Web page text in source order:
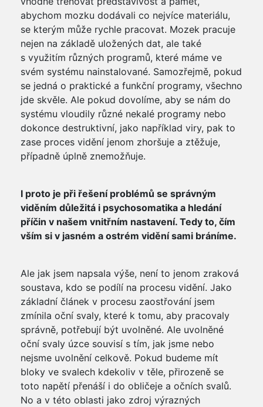
abychom mozku dodávali co nejvíce materiálu,
se kterým může rychle pracovat. Mozek pracuje
nejen na základě uložených dat, ale také
s využitím různých programů, které máme ve
svém systému nainstalované. Samozřejmě, pokud
se jedná o praktické a funkční programy, všechno
jde skvěle. Ale pokud dovolíme, aby se nám do
systému vloudily různé nekalé programy nebo
dokonce destruktivní, jako například viry, pak to
zase proces vidění jenom zhoršuje a ztěžuje,
případně úplně znemožňuje.
I proto je při řešení problémů se správným
viděním důležitá i psychosomatika a hledání
příčin v našem vnitřním nastavení. Tedy to, čím
vším si v jasném a ostrém vidění sami bráníme.
Ale jak jsem napsala výše, není to jenom zraková
soustava, kdo se podílí na procesu vidění. Jako
základní článek v procesu zaostřování jsem
zmínila oční svaly, které k tomu, aby pracovaly
správně, potřebují být uvolněné. Ale uvolněné
oční svaly úzce souvisí s tím, jak jsme nebo
nejsme uvolnění celkově. Pokud budeme mít
bloky ve svalech kdekoliv v těle, přirozeně se
toto napětí přenáší i do obličeje a očních svalů.
No a v této oblasti jako zdroj výrazných